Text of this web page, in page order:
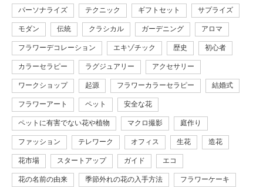
パーソナライズ テクニック ギフトセット サプライズ
モダン 伝統 クラシカル ガーデニング アロマ
フラワーデコレーション エキゾチック 歴史 初心者
カラーセラピー ラグジュアリー アクセサリー
ワークショップ 起源 フラワーカラーセラピー 結婚式
フラワーアート ペット 安全な花
ペットに有害でない花や植物 マクロ撮影 庭作り
ファッション テレワーク オフィス 生花 造花
花市場 スタートアップ ガイド エコ
花の名前の由来 季節外れの花の入手方法 フラワーケーキ